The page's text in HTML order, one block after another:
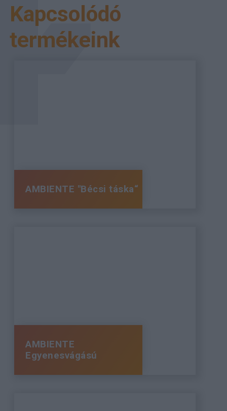
Kapcsolódó
termékeink
AMBIENTE "Bécsi táska“
AMBIENTE
Egyenesvágású